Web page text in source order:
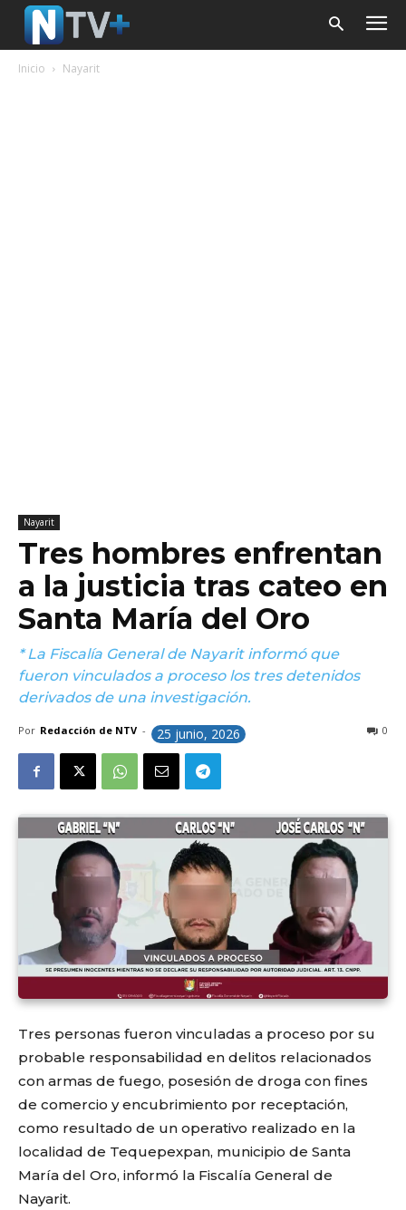
Inicio Nayarit
Nayarit
Tres hombres enfrentan
a la justicia tras cateo en
Santa María del Oro
* La Fiscalía General de Nayarit informó que
fueron vinculados a proceso los tres detenidos
derivados de una investigación.
Por Redacción de NTV - 25 junio, 2026 0
Tres personas fueron vinculadas a proceso por su
probable responsabilidad en delitos relacionados
con armas de fuego, posesión de droga con fines
de comercio y encubrimiento por receptación,
como resultado de un operativo realizado en la
localidad de Tequepexpan, municipio de Santa
María del Oro, informó la Fiscalía General de
Nayarit.